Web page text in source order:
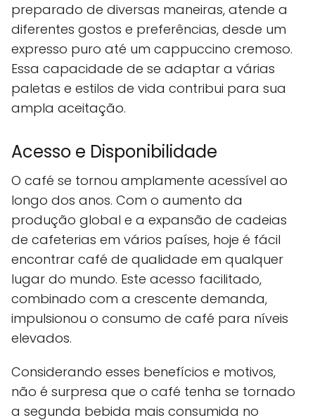
preparado de diversas maneiras, atende a
diferentes gostos e preferências, desde um
expresso puro até um cappuccino cremoso.
Essa capacidade de se adaptar a várias
paletas e estilos de vida contribui para sua
ampla aceitação.
Acesso e Disponibilidade
O café se tornou amplamente acessível ao
longo dos anos. Com o aumento da
produção global e a expansão de cadeias
de cafeterias em vários países, hoje é fácil
encontrar café de qualidade em qualquer
lugar do mundo. Este acesso facilitado,
combinado com a crescente demanda,
impulsionou o consumo de café para níveis
elevados.
Considerando esses benefícios e motivos,
não é surpresa que o café tenha se tornado
a segunda bebida mais consumida no